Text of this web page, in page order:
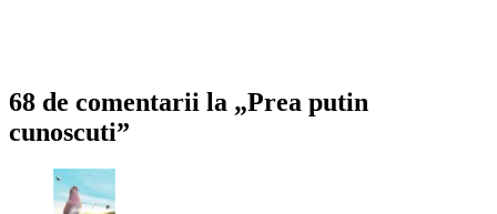
68 de comentarii la „Prea putin
cunoscuti”